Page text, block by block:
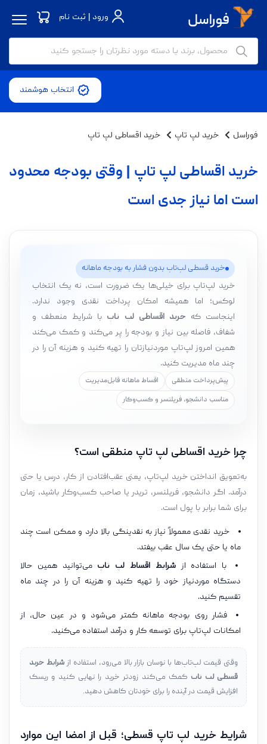
ورود | ثبت نام
انتخاب هوشمند
فوراسل خرید لپ تاپ خرید اقساطی لپ تاپ
خرید اقساطی لپ تاپ | وقتی بودجه محدود
است اما نیاز جدی است
خرید قسطی لپ‌تاپ بدون فشار به بودجه ماهانه
خرید لپ‌تاپ برای خیلی‌ها یک ضرورت است، نه یک انتخاب
لوکس؛ اما همیشه امکان پرداخت نقدی وجود ندارد.
اینجاست که خرید اقساطی لپ تاپ با شرایط منعطف و
شفاف، فاصله بین نیاز و بودجه را پر می‌کند و کمک می‌کند
همین امروز لپ‌تاپ موردنیازتان را تهیه کنید و هزینه آن را در
چند ماه مدیریت کنید.
پیش‌پرداخت منطقی
اقساط ماهانه قابل‌مدیریت
مناسب دانشجو، فریلنسر و کسب‌وکار
چرا خرید اقساطی لپ تاپ منطقی است؟
به‌تعویق انداختن خرید لپ‌تاپ، یعنی عقب‌افتادن از کار، درس یا حتی
درآمد. اگر دانشجو، فریلنسر، تریدر یا صاحب کسب‌وکار باشید، زمان
برای شما برابر با پول است.
خرید نقدی معمولاً نیاز به نقدینگی بالا دارد و ممکن است چند
ماه یا حتی یک سال عقب بیفتد.
با استفاده ازشرایط اقساط لپ تاپ می‌توانید همین حالا
دستگاه موردنیاز خود را تهیه کنید و هزینه آن را در چند ماه
تقسیم کنید.
فشار روی بودجه ماهانه کمتر می‌شود و در عین حال، از
امکانات لپ‌تاپ برای توسعه کار و درآمد استفاده می‌کنید.
وقتی قیمت لپ‌تاپ‌ها با نوسان بازار بالا می‌رود، استفاده ازشرایط خرید
قسطی لپ تاپ کمک می‌کند زودتر خرید را نهایی کنید و ریسک
افزایش قیمت در آینده را برای خودتان کاهش دهید.
شرایط خرید لپ تاپ قسطی؛ قبل از امضا این موارد